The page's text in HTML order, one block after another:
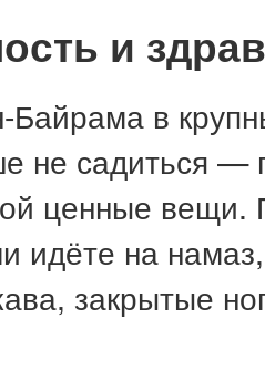
и
Байрама в
не садиться —
ценные вещи.
идёте на
закрытые